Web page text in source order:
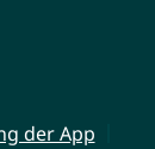
der App